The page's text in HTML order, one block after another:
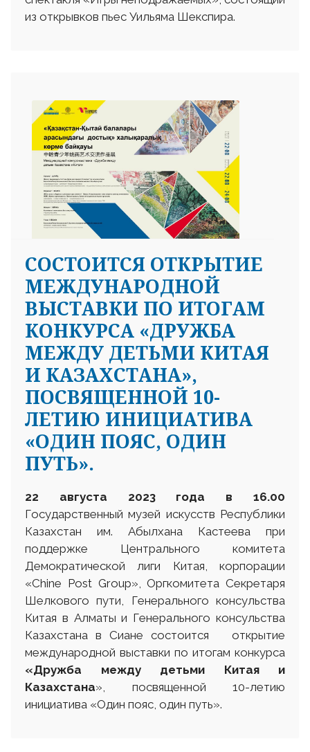
из открывков пьес Уильяма Шекспира.
СОСТОИТСЯ ОТКРЫТИЕ
МЕЖДУНАРОДНОЙ
ВЫСТАВКИ ПО ИТОГАМ
КОНКУРСА «ДРУЖБА
МЕЖДУ ДЕТЬМИ КИТАЯ
И КАЗАХСТАНА»,
ПОСВЯЩЕННОЙ 10-
ЛЕТИЮ ИНИЦИАТИВА
«ОДИН ПОЯС, ОДИН
ПУТЬ».
22 августа 2023
года в 16.00
Государственный музей искусств Республики
Казахстан им. Абылхана Кастеева при
поддержке Центрального комитета
Демократической лиги Китая, корпорации
«Chine Post Group», Оргкомитета Секретаря
Шелкового пути, Генерального консульства
Китая в Алматы и Генерального консульства
Казахстана в Сиане состоится открытие
международной выставки по итогам конкурса
«Дружба между детьми Китая и
Казахстана», посвященной 10-летию
инициатива «Один пояс, один путь».